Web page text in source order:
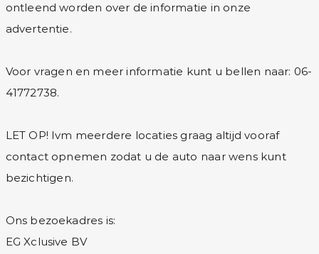
ontleend worden over de informatie in onze
advertentie.
Voor vragen en meer informatie kunt u bellen naar: 06-
41772738.
LET OP! Ivm meerdere locaties graag altijd vooraf
contact opnemen zodat u de auto naar wens kunt
bezichtigen.
Ons bezoekadres is:
EG Xclusive BV